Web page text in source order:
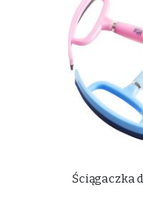
Ściągaczka